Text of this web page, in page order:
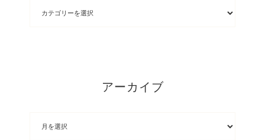
アーカイブ